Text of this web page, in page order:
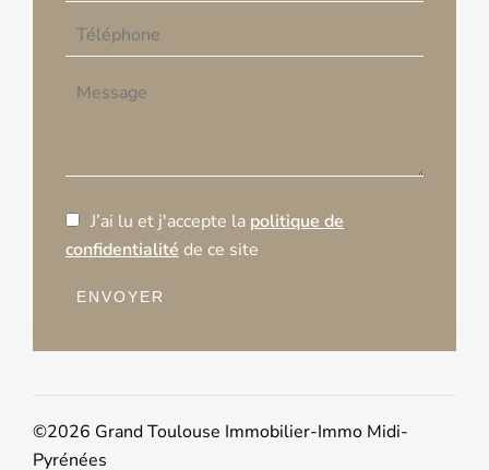
J’ai lu et j'accepte la politique de
confidentialité de ce site
ENVOYER
©2026 Grand Toulouse Immobilier-Immo Midi-
Pyrénées